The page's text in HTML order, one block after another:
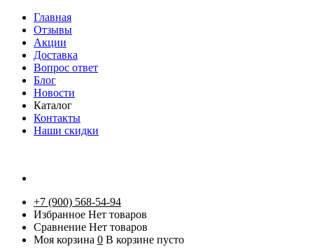
Главная
Отзывы
Акции
Доставка
Вопрос ответ
Блог
Новости
Каталог
Контакты
Наши скидки
+7 (900) 568-54-94
Избранное Нет товаров
Сравнение Нет товаров
Моя корзина 0 В корзине пусто